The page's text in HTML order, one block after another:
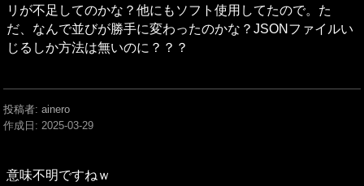
リが不足してのかな？他にもソフト使用してたので。た
だ、なんで並びが勝手に変わったのかな？JSONファイルい
じるしか方法は無いのに？？？
投稿者: ainero
作成日: 2025-03-29
意味不明ですねｗ